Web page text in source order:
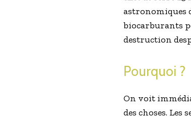
astronomiques
biocarburants
destruction
Pourquoi ?
On voit
des choses. Les